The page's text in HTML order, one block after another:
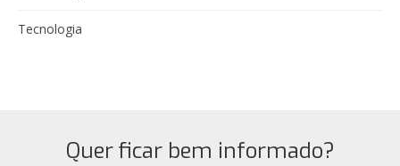
Tecnologia
Quer ficar bem informado?